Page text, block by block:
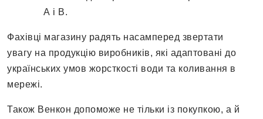
А і В.
Фахівці магазину радять насамперед звертати
увагу на продукцію виробників, які адаптовані до
українських умов жорсткості води та коливання в
мережі.
Також Венкон допоможе не тільки із покупкою, а й